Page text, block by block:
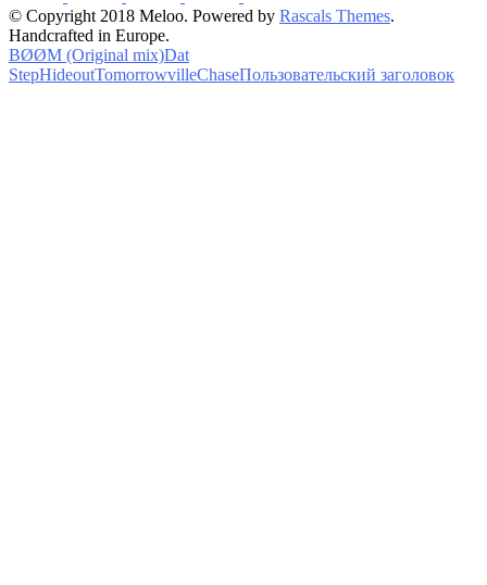
© Copyright 2018 Meloo. Powered by Rascals Themes.
Handcrafted in Europe.
BØØM (Original mix)Dat
StepHideoutTomorrowvilleChaseПользовательский заголовок